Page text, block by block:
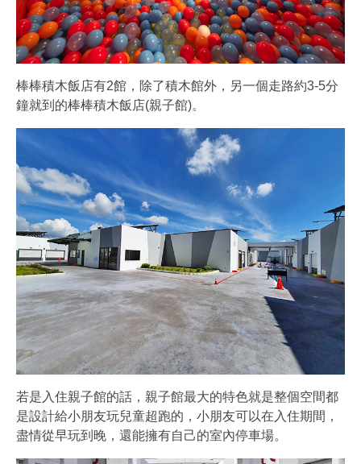
棒棒積木飯店有2館，除了積木館外，另一個走路約3-5分
鐘就到的棒棒積木飯店(親子館)。
若是入住親子館的話，親子館最大的特色就是整個空間都
是設計給小朋友玩兒童超跑的，小朋友可以在入住期間，
盡情從早玩到晚，還能擁有自己的室內停車場。